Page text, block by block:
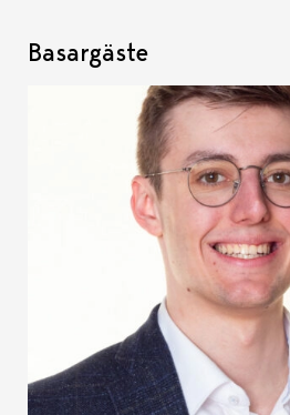
Basargäste